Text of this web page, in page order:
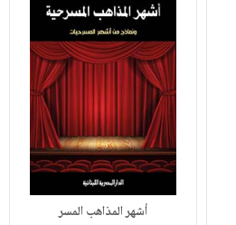
أشهر المذاهب المسر